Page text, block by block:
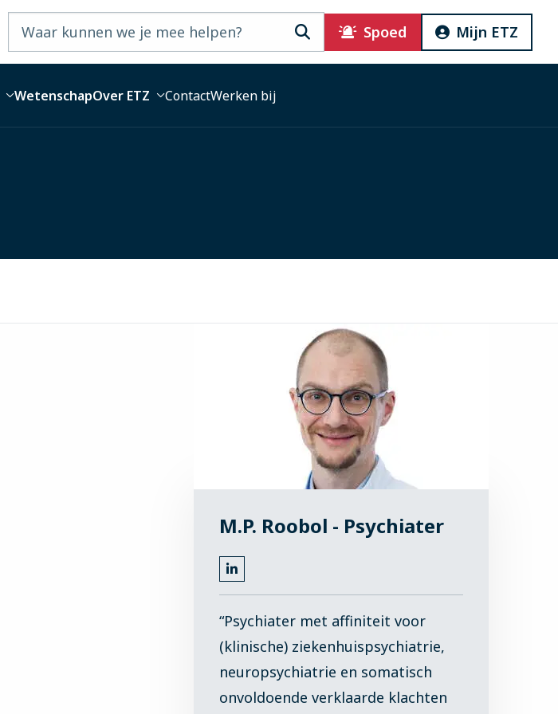
Zoeken Spoed Mijn ETZ
WetenschapOver ETZ ContactWerken bij
M.P. Roobol - Psychiater
Ga
naar
LinkedIn
“Psychiater met affiniteit voor
(klinische) ziekenhuispsychiatrie,
neuropsychiatrie en somatisch
onvoldoende verklaarde klachten